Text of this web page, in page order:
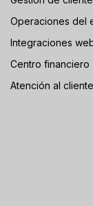
Operaciones del
Integraciones
Centro financiero
Atención al cliente